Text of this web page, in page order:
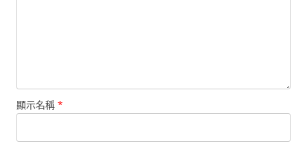
顯示名稱 *